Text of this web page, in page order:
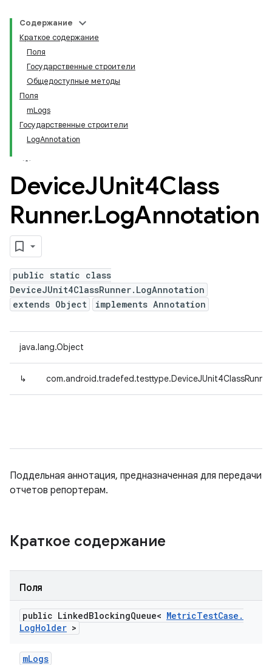
Содержание
Краткое содержание
Поля
Государственные строители
Общедоступные методы
Поля
mLogs
Государственные строители
LogAnnotation
DeviceJUnit4Class
Runner.LogAnnotation
public static class
DeviceJUnit4ClassRunner.LogAnnotation
extends Object
implements Annotation
java.lang.Object
↳
Поддельная аннотация, предназначенная для передачи
отчетов репортерам.
Краткое содержание
Поля
public LinkedBlockingQueue< MetricTestCase .
LogHolder >
mLogs